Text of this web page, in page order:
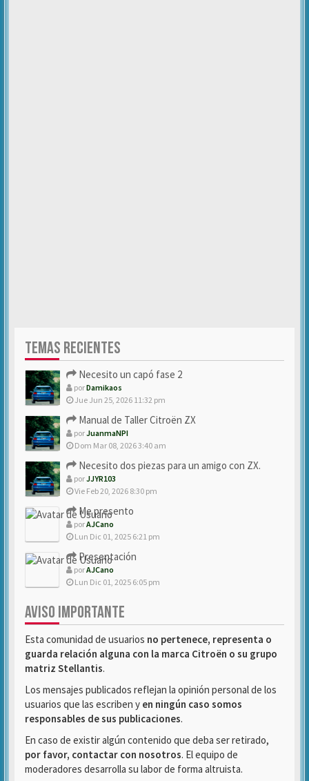
TEMAS RECIENTES
Necesito un capó fase 2
porDamikaos
Jue Jun 25, 2026 11:32 pm
Manual de Taller Citroën ZX
porJuanmaNPI
Dom Mar 08, 2026 3:40 am
Necesito dos piezas para un amigo con ZX.
porJJYR103
Vie Feb 20, 2026 8:30 pm
Me presento
porAJCano
Lun Dic 01, 2025 6:21 pm
Presentación
porAJCano
Lun Dic 01, 2025 6:05 pm
AVISO IMPORTANTE
Esta comunidad de usuarios no pertenece, representa o
guarda relación alguna con la marca Citroën o su grupo
matriz Stellantis.
Los mensajes publicados reflejan la opinión personal de los
usuarios que las escriben y en ningún caso somos
responsables de sus publicaciones.
En caso de existir algún contenido que deba ser retirado,
por favor, contactar con nosotros. El equipo de
moderadores desarrolla su labor de forma altruista.